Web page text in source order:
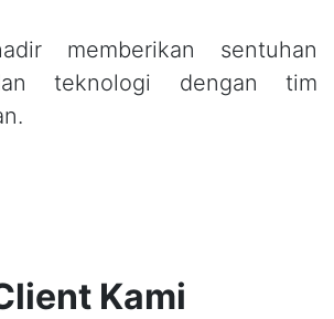
memberikan sentuhan
teknologi dengan tim
Kami